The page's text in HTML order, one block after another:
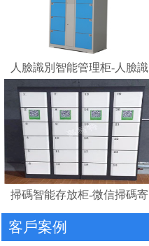
人臉識別智能管理柜-人臉識
別存包柜指紋智能電子寄存
柜
掃碼智能存放柜-微信掃碼寄
存柜
客戶案例